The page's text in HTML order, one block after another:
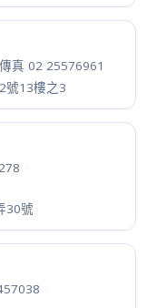
傳真 02 25576961
號13樓之3
·
30號
·